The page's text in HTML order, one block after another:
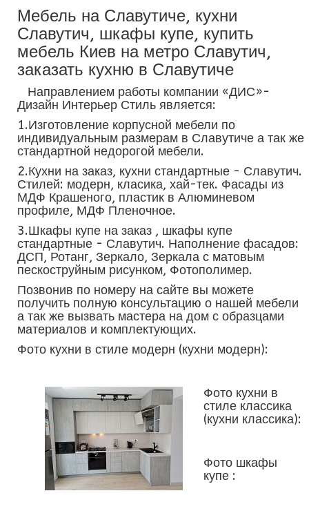
Мебель на Славутиче, кухни
Славутич, шкафы купе, купить
мебель Киев на метро Славутич,
заказать кухню в Славутиче
Направлением работы компании «ДИС»-
Дизайн Интерьер Стиль является:
1.Изготовление корпусной мебели по
индивидуальным размерам в Славутиче а так же
стандартной недорогой мебели.
2.Кухни на заказ, кухни стандартные - Славутич.
Стилей: модерн, класика, хай-тек. Фасады из
МДФ Крашеного, пластик в Алюминевом
профиле, МДФ Пленочное.
3.Шкафы купе на заказ , шкафы купе
стандартные - Славутич. Наполнение фасадов:
ДСП, Ротанг, Зеркало, Зеркала с матовым
пескоструйным рисунком, Фотополимер.
Позвонив по номеру на сайте вы можете
получить полную консультацию о нашей мебели
а так же вызвать мастера на дом с образцами
материалов и комплектующих.
Фото кухни в стиле модерн (кухни модерн):
Фото кухни в
стиле классика
(кухни классика):
Фото шкафы
купе :